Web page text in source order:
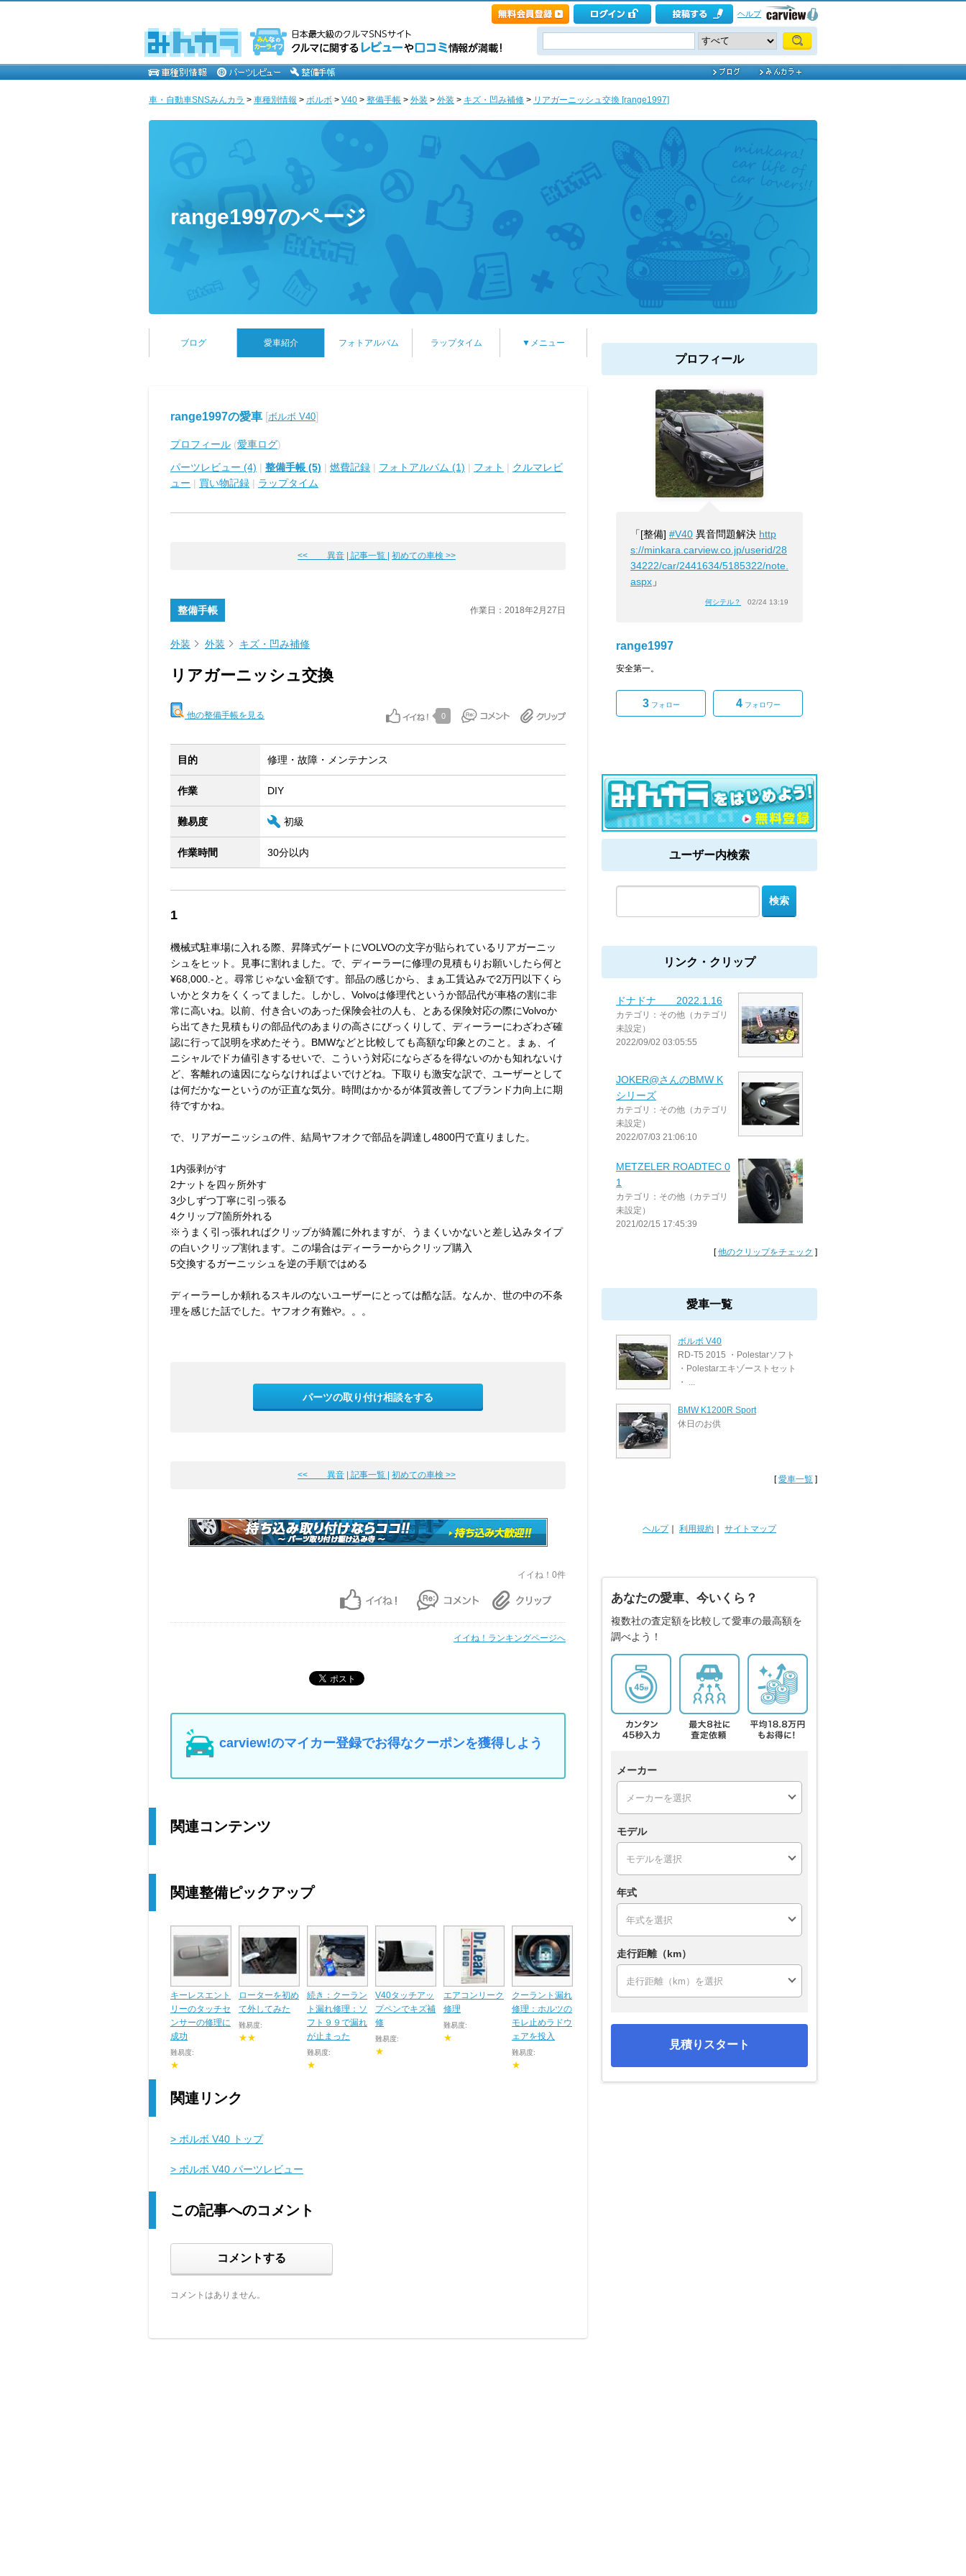
ヘルプ
車・自動車SNSみんカラ > 車種別情報 > ボルボ > V40 > 整備手帳 > 外装 > 外装 > キズ・凹み補修 > リアガーニッシュ交換 [range1997]
range1997のページ
ブログ 愛車紹介 フォトアルバム ラップタイム ▼メニュー
range1997の愛車 [ボルボ V40]
プロフィール (愛車ログ)
パーツレビュー (4) | 整備手帳 (5) | 燃費記録 | フォトアルバム (1) | フォト | クルマレビ
ュー | 買い物記録 | ラップタイム
<< 異音 | 記事一覧 | 初めての車検 >>
整備手帳 作業日：2018年2月27日
外装 外装 キズ・凹み補修
リアガーニッシュ交換
他の整備手帳を見る 0
目的 修理・故障・メンテナンス
作業 DIY
難易度 初級
作業時間 30分以内
1
機械式駐車場に入れる際、昇降式ゲートにVOLVOの文字が貼られているリアガーニッ
シュをヒット。見事に割れました。で、ディーラーに修理の見積もりお願いしたら何と
¥68,000.-と。尋常じゃない金額です。部品の感じから、まぁ工賃込みで2万円以下くら
いかとタカをくくってました。しかし、Volvoは修理代というか部品代が車格の割に非
常に高いね。以前、付き合いのあった保険会社の人も、とある保険対応の際にVolvoか
ら出てきた見積もりの部品代のあまりの高さにびっくりして、ディーラーにわざわざ確
認に行って説明を求めたそう。BMWなどと比較しても高額な印象とのこと。まぁ、イ
ニシャルでドカ値引きするせいで、こういう対応にならざるを得ないのかも知れないけ
ど、客離れの遠因にならなければよいでけどね。下取りも激安な訳で、ユーザーとして
は何だかなーというのが正直な気分。時間はかかるが体質改善してブランド力向上に期
待ですかね。
で、リアガーニッシュの件、結局ヤフオクで部品を調達し4800円で直りました。
1内張剥がす
2ナットを四ヶ所外す
3少しずつ丁寧に引っ張る
4クリップ7箇所外れる
※うまく引っ張れればクリップが綺麗に外れますが、うまくいかないと差し込みタイプ
の白いクリップ割れます。この場合はディーラーからクリップ購入
5交換するガーニッシュを逆の手順ではめる
ディーラーしか頼れるスキルのないユーザーにとっては酷な話。なんか、世の中の不条
理を感じた話でした。ヤフオク有難や。。。
パーツの取り付け相談をする
<< 異音 | 記事一覧 | 初めての車検 >>
イイね！0件
イイね！ランキングページへ
carview!のマイカー登録でお得なクーポンを獲得しよう
関連コンテンツ
関連整備ピックアップ
キーレスエント
リーのタッチセ
ンサーの修理に
成功
難易度:
★
ローターを初め
て外してみた
難易度:
★★
続き：クーラン
ト漏れ修理：ソ
フト９９で漏れ
が止まった
難易度:
★
V40タッチアッ
プペンでキズ補
修
難易度:
★
エアコンリーク
修理
難易度:
★
クーラント漏れ
修理：ホルツの
モレ止めラドウ
ェアを投入
難易度:
★
関連リンク
> ボルボ V40 トップ
> ボルボ V40 パーツレビュー
この記事へのコメント
コメントする
コメントはありません。
プロフィール
「[整備] #V40 異音問題解決 http
s://minkara.carview.co.jp/userid/28
34222/car/2441634/5185322/note.
aspx 」
何シテル？ 02/24 13:19
range1997
安全第一。
3フォロー 4フォロワー
ユーザー内検索
リンク・クリップ
ドナドナ 2022.1.16
カテゴリ：その他（カテゴリ
未設定）
2022/09/02 03:05:55
JOKER@さんのBMW K
シリーズ
カテゴリ：その他（カテゴリ
未設定）
2022/07/03 21:06:10
METZELER ROADTEC 0
1
カテゴリ：その他（カテゴリ
未設定）
2021/02/15 17:45:39
[他のクリップをチェック ]
愛車一覧
ボルボ V40
RD-T5 2015 ・Polestarソフト
・Polestarエキゾーストセット
・ ...
BMW K1200R Sport
休日のお供
[愛車一覧 ]
ヘルプ｜ 利用規約 サイトマップ
あなたの愛車、今いくら？
複数社の査定額を比較して愛車の最高額を
調べよう！
メーカー
モデル
年式
走行距離（km）
見積りスタート